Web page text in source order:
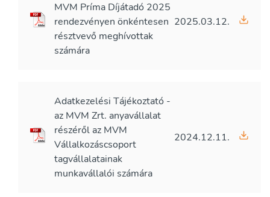
MVM Príma Díjátadó 2025
rendezvényen önkéntesen
résztvevő meghívottak
számára
2025.03.12.
Adatkezelési Tájékoztató -
az MVM Zrt. anyavállalat
részéről az MVM
Vállalkozáscsoport
tagvállalatainak
munkavállalói számára
2024.12.11.